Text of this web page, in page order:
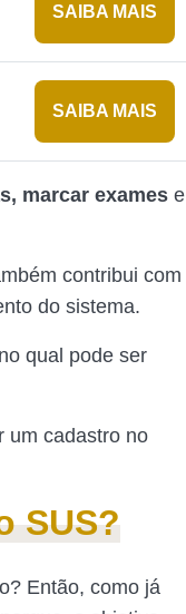
SAIBA MAIS
SAIBA MAIS
marcar exames e
contribui com
do sistema.
qual pode ser
um cadastro no
SUS?
Então, como já